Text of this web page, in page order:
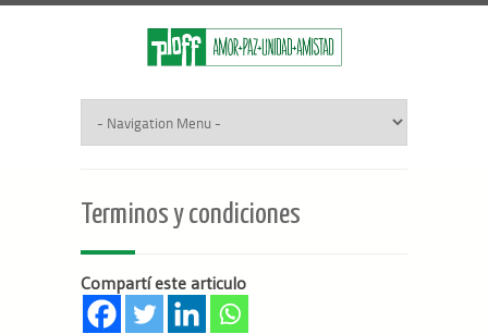
Terminos y condiciones
Compartí este articulo